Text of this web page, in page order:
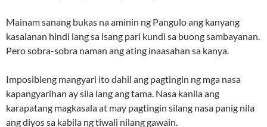
Mainam sanang bukas na aminin ng Pangulo ang kanyang
kasalanan hindi lang sa isang pari kundi sa buong sambayanan.
Pero sobra-sobra naman ang ating inaasahan sa kanya.
Imposibleng mangyari ito dahil ang pagtingin ng mga nasa
kapangyarihan ay sila lang ang tama. Nasa kanila ang
karapatang magkasala at may pagtingin silang nasa panig nila
ang diyos sa kabila ng tiwali nilang gawain.